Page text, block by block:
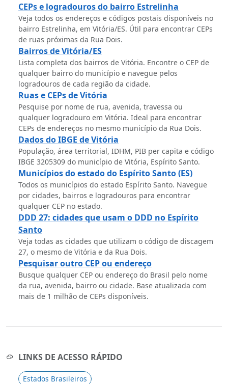
CEPs e logradouros do bairro Estrelinha
Veja todos os endereços e códigos postais disponíveis no
bairro Estrelinha, em Vitória/ES. Útil para encontrar CEPs
de ruas próximas da Rua Dois.
Bairros de Vitória/ES
Lista completa dos bairros de Vitória. Encontre o CEP de
qualquer bairro do município e navegue pelos
logradouros de cada região da cidade.
Ruas e CEPs de Vitória
Pesquise por nome de rua, avenida, travessa ou
qualquer logradouro em Vitória. Ideal para encontrar
CEPs de endereços no mesmo município da Rua Dois.
Dados do IBGE de Vitória
População, área territorial, IDHM, PIB per capita e código
IBGE 3205309 do município de Vitória, Espírito Santo.
Municípios do estado do Espírito Santo (ES)
Todos os municípios do estado Espírito Santo. Navegue
por cidades, bairros e logradouros para encontrar
qualquer CEP no estado.
DDD 27: cidades que usam o DDD no Espírito
Santo
Veja todas as cidades que utilizam o código de discagem
27, o mesmo de Vitória e da Rua Dois.
Pesquisar outro CEP ou endereço
Busque qualquer CEP ou endereço do Brasil pelo nome
da rua, avenida, bairro ou cidade. Base atualizada com
mais de 1 milhão de CEPs disponíveis.
LINKS DE ACESSO RÁPIDO
Estados Brasileiros